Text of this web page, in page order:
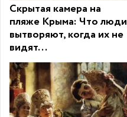
Скрытая камера на
пляже Крыма: Что люди
вытворяют, когда их не
видят...